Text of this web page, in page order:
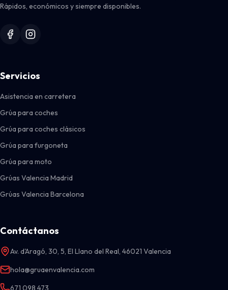
Rápidos, económicos y siempre disponibles.
Servicios
Asistencia en carretera
Grúa para coches
Grúa para coches clásicos
Grúa para furgoneta
Grúa para moto
Grúas Valencia Madrid
Grúas Valencia Barcelona
Contáctanos
Av. d'Aragó, 30, 5, El Llano del Real, 46021 Valencia
hola@gruaenvalencia.com
671 098 473